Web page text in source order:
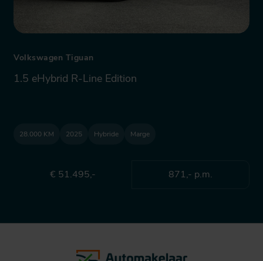
Volkswagen Tiguan
1.5 eHybrid R-Line Edition
28.000 KM 2025 Hybride Marge
€ 51.495,- 871,- p.m.